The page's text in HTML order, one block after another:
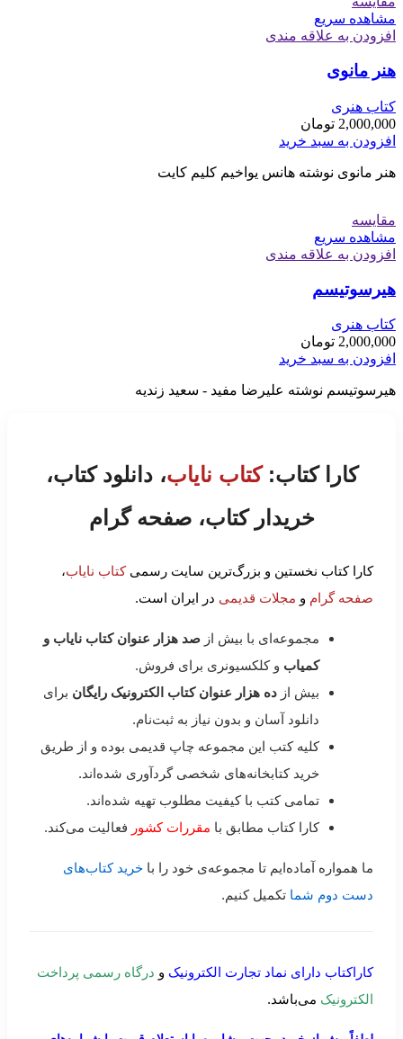
مشاهده سریع
افزودن به علاقه مندی
هنر مانوی
کتاب هنری
2,000,000 تومان
افزودن به سبد خرید
هنر مانوی نوشته هانس یواخیم کلیم کایت
مقایسه
مشاهده سریع
افزودن به علاقه مندی
هیرسوتیسم
کتاب هنری
2,000,000 تومان
افزودن به سبد خرید
هیرسوتیسم نوشته علیرضا مفید - سعید زندیه
کارا کتاب:کتاب نایاب، دانلود کتاب،
خریدار کتاب، صفحه گرام
کارا کتاب نخستین و بزرگ‌ترین سایت رسمیکتاب نایاب،
صفحه گرام و مجلات قدیمی در ایران است.
مجموعه‌ای با بیش از صد هزار عنوان کتاب نایاب و
کمیاب و کلکسیونری برای فروش.
بیش از ده هزار عنوان کتاب الکترونیک رایگان برای
دانلود آسان و بدون نیاز به ثبت‌نام.
کلیه کتب این مجموعه چاپ قدیمی بوده و از طریق
خرید کتابخانه‌های شخصی گردآوری شده‌اند.
تمامی کتب با کیفیت مطلوب تهیه شده‌اند.
کارا کتاب مطابق با مقررات کشور فعالیت می‌کند.
ما همواره آماده‌ایم تا مجموعه‌ی خود را با خرید کتاب‌های
دست دوم شما تکمیل کنیم.
کاراکتاب دارای نماد تجارت الکترونیک و درگاه رسمی پرداخت
الکترونیک می‌باشد.